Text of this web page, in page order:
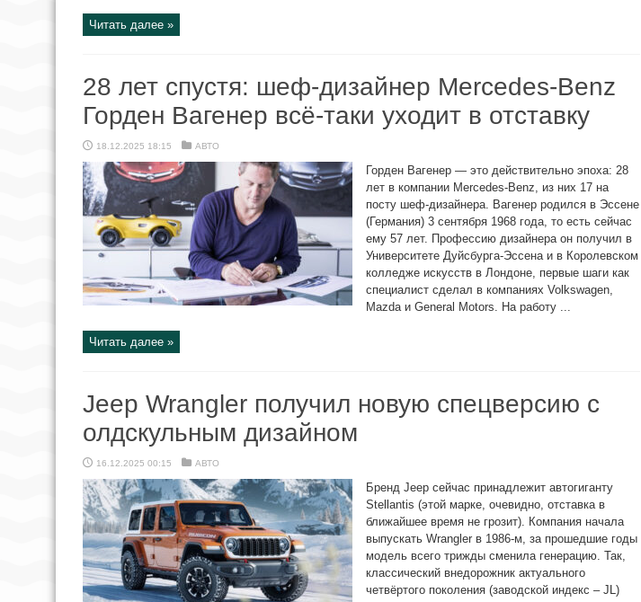
Читать далее »
28 лет спустя: шеф-дизайнер Mercedes-Benz
Горден Вагенер всё-таки уходит в отставку
18.12.2025 18:15 АВТО
Горден Вагенер — это действительно эпоха: 28
лет в компании Mercedes-Benz, из них 17 на
посту шеф-дизайнера. Вагенер родился в Эссене
(Германия) 3 сентября 1968 года, то есть сейчас
ему 57 лет. Профессию дизайнера он получил в
Университете Дуйсбурга-Эссена и в Королевском
колледже искусств в Лондоне, первые шаги как
специалист сделал в компаниях Volkswagen,
Mazda и General Motors. На работу ...
Читать далее »
Jeep Wrangler получил новую спецверсию с
олдскульным дизайном
16.12.2025 00:15 АВТО
Бренд Jeep сейчас принадлежит автогиганту
Stellantis (этой марке, очевидно, отставка в
ближайшее время не грозит). Компания начала
выпускать Wrangler в 1986-м, за прошедшие годы
модель всего трижды сменила генерацию. Так,
классический внедорожник актуального
четвёртого поколения (заводской индекс – JL)